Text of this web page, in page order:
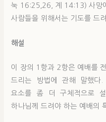
눅 16:25,26, 계 14:13) 사망
사람들을 위해서는 기도를 드
해설
이 장의 1항과 2항은 예배를
드리는 방법에 관해 말했다
요소를 좀 더 구체적으로
하나님께 드려야 하는 예배의